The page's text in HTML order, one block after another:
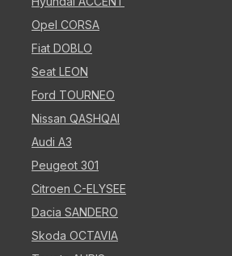
Opel CORSA
Fiat DOBLO
Seat LEON
Ford TOURNEO
Nissan QASHQAI
Audi A3
Peugeot 301
Citroen C-ELYSEE
Dacia SANDERO
Skoda OCTAVIA